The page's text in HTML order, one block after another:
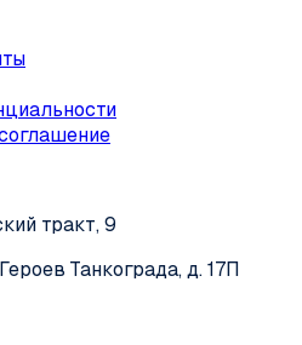
тракт, 9
Танкограда, д. 17П